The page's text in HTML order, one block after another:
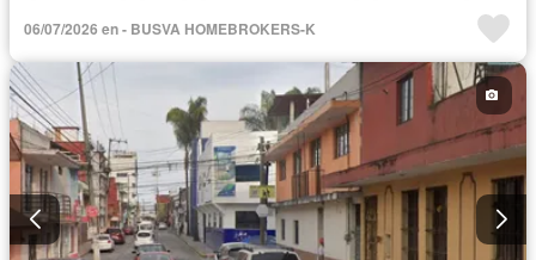
Sin amueblar
06/07/2026 en - BUSVA HOMEBROKERS-K